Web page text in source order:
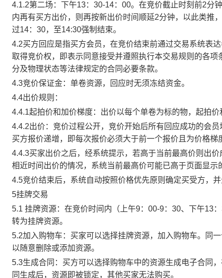
4.1.2第二场：下午13：30-14：00。在竞价截止时刻前2分
内再有买方出价，则再按新出价时间顺延2分钟，以此类推
过14：30，至14:30强制结束。
4.2买方回应是指买方会员，在竞价结束前通过交易系统表
取得竞价权，即表示同意接受并遵照执行本交易规则的各
分及物理状态等法律规定的合同必要条款。
4.3竞价保证金：单卷资源，回应时无须冻结资金。
4.4出价规则：
4.4.1起拍价和加价梯度：出价以每个单卷为标的物，起拍
4.4.2出价：竞价过程公开，竞价开始后所有回应成功的会
买方报价递增，即每次报价必须大于前一个报价且为价格
4.4.3买家出价之后，经系统提示，若高于当前最高价则出
相近时间出价的情况，系统当前最高价可能已高于页面显示
4.5竞价结束后，系统自动按照价格优先原则确定买受方，
5挂牌交易
5.1 挂牌资源：在竞价时间内（上午9：00-9：30、下午13
转为挂牌资源。
5.2加入购物车：买家可以选择挂牌资源，加入购物车。同
以随意删除或添加资源。
5.3生成合同：买方可以选择购物车中的资源生成电子合同
同生成后，资源即被锁定，其他买家无法购买。